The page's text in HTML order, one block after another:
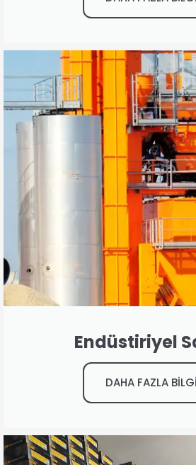
Endüstiriyel
DAHA FAZLA